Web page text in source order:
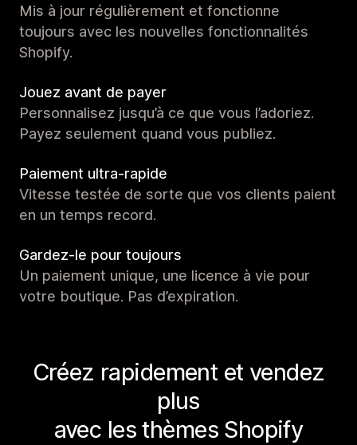
Mis à jour régulièrement et fonctionne
toujours avec les nouvelles fonctionnalités
Shopify.
Jouez avant de payer
Personnalisez jusqu’à ce que vous l’adoriez.
Payez seulement quand vous publiez.
Paiement ultra-rapide
Vitesse testée de sorte que vos clients paient
en un temps record.
Gardez-le pour toujours
Un paiement unique, une licence à vie pour
votre boutique. Pas d’expiration.
Créez rapidement et vendez
plus
avec les thèmes Shopify